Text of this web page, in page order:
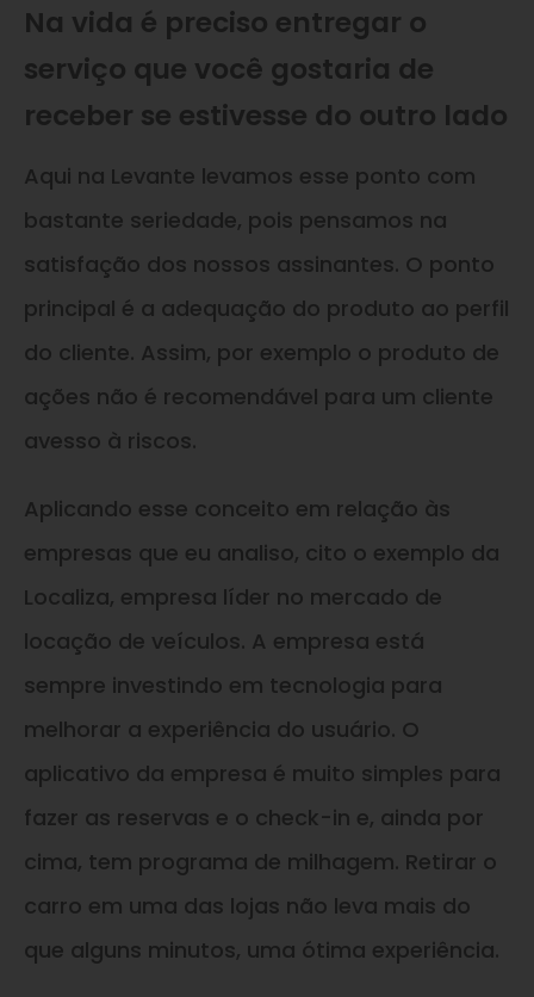
Na vida é preciso entregar o
serviço que você gostaria de
receber se estivesse do outro lado
Aqui na Levante levamos esse ponto com
bastante seriedade, pois pensamos na
satisfação dos nossos assinantes. O ponto
principal é a adequação do produto ao perfil
do cliente. Assim, por exemplo o produto de
ações não é recomendável para um cliente
avesso à riscos.
Aplicando esse conceito em relação às
empresas que eu analiso, cito o exemplo da
Localiza, empresa líder no mercado de
locação de veículos. A empresa está
sempre investindo em tecnologia para
melhorar a experiência do usuário. O
aplicativo da empresa é muito simples para
fazer as reservas e o check-in e, ainda por
cima, tem programa de milhagem. Retirar o
carro em uma das lojas não leva mais do
que alguns minutos, uma ótima experiência.